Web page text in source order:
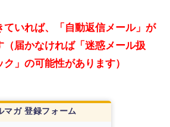
いれば、「自動返信メール」が
届かなければ「迷惑メール扱
」の可能性があります）
マガ 登録フォーム